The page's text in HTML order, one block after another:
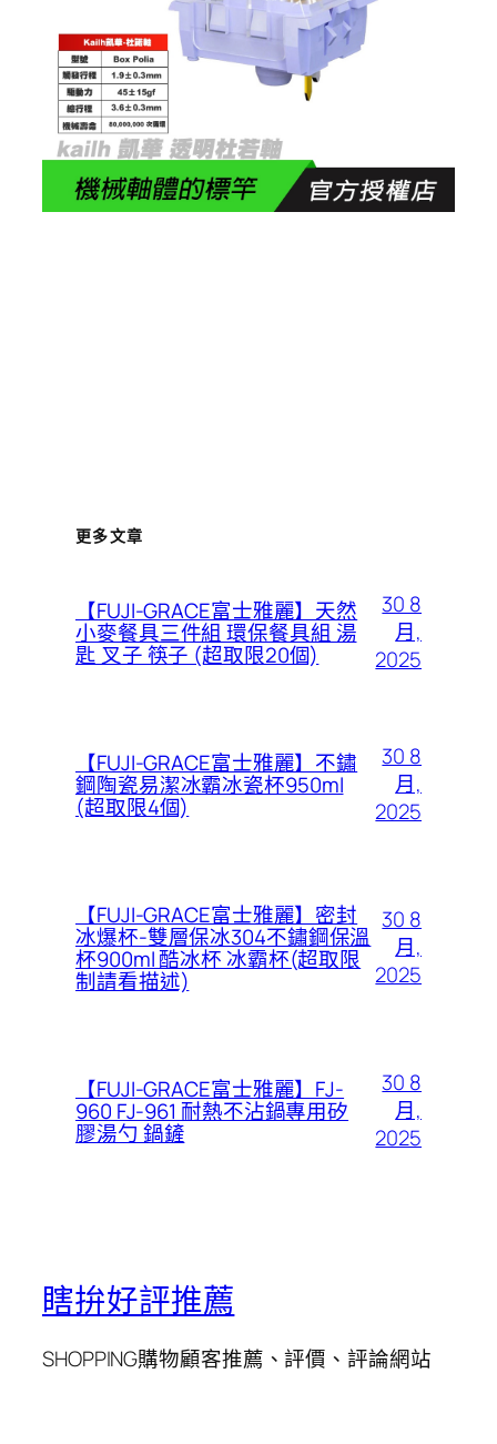
更多文章
【FUJI-GRACE富士雅麗】天然
小麥餐具三件組 環保餐具組 湯
匙 叉子 筷子 (超取限20個)
30 8
月,
2025
【FUJI-GRACE富士雅麗】不鏽
鋼陶瓷易潔冰霸冰瓷杯950ml
(超取限4個)
30 8
月,
2025
【FUJI-GRACE富士雅麗】密封
冰爆杯-雙層保冰304不鏽鋼保溫
杯900ml 酷冰杯 冰霸杯(超取限
制請看描述)
30 8
月,
2025
【FUJI-GRACE富士雅麗】FJ-
960 FJ-961 耐熱不沾鍋專用矽
膠湯勺 鍋鏟
30 8
月,
2025
瞎拚好評推薦
SHOPPING購物顧客推薦、評價、評論網站